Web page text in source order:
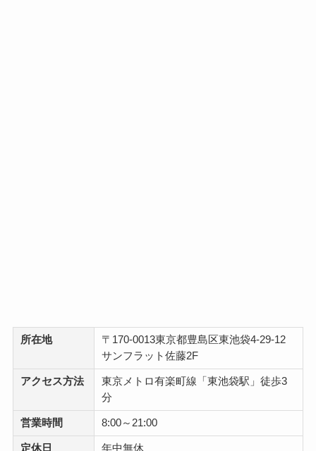
所在地
〒170-0013東京都豊島区東池袋4-29-12
サンフラット佐藤2F
アクセス方法
東京メトロ有楽町線「東池袋駅」徒歩3
分
営業時間 8:00～21:00
定休日 年中無休